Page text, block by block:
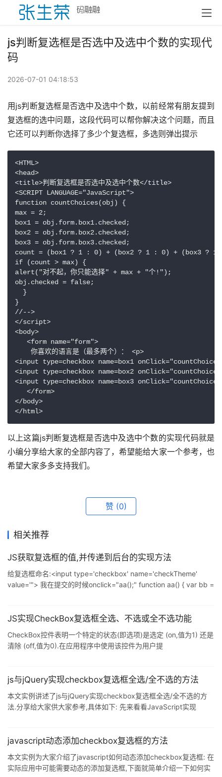
js判断复选框是否选中及选中个数的实现代
码
2026-07-01 04:18:53
用js判断复选框是否选中及选中个数，以前经常有朋友提到
复选框的选中问题，这段代码可以帮你解决这个问题，而且
它还可以判断你选择了多少个复选框，多选则弹出提示
<HTML>
<head>
<title>判断复选框是否选中及选中个数</title>
<SCRIPT LANGUAGE="JavaScript">
function countChoices(obj) {
max = 2;
box1 = obj.form.box1.checked;
box2 = obj.form.box2.checked;
box3 = obj.form.box3.checked;
count = (box1 ? 1 : 0) + (box2 ? 1 : 0) + (box3 ?
if (count > max) {
alert("对不起，你只能选择" + max + "个!");
obj.checked = false;
  }
}
//-->
</script>
<body>
   <form name="form">
    你喜欢的语言是（最多两个）： <p>
<input type=checkbox name=box1
<input type=checkbox name=box2
<input type=checkbox name=box3
   </form>
</body>
</html>
以上这篇js判断复选框是否选中及选中个数的实现代码就是
小编分享给大家的全部内容了，希望能给大家一个参考，也
希望大家多多支持我们。
赞 (0)
相关推荐
JS获取复选框的值,并传递到后台的实现方法
给复选框命名:<input type='checkbox' name='checkTheme'
value='"> 我在提交的时候onclick="aa();" function aa() { var bb =
< a.len
JS实现CheckBox复选框全选、不选或全不选功能
CheckBox控件表明一个特定的状态(即选项)是选定 (on,值为1) 还是
清除 (off,值为0).在应用程序中使用该控件为用户提
复选框JS实现全选.不选.全不选功能,很简单,具体内容如下 思路: 1.
4.把chec
js与jQuery实现checkbox复选框全选/全不选的方法
本文实例讲述了js与jQuery实现checkbox复选框全选/全不选的方
法.分享给大家供大家参考,具体如下: 先来看看JavaScript实现
框自动全部选中,比如新浪邮箱中,一些CMS系统的后台中,使用本JS
别着急,跟我一步一步实现. 我们先把那些带复选框的列表弄好,还没
加全选.全不选时候的状态,大
javascript动态添加checkbox复选框的方法
本文实例为大家介绍了javascript如何动态添加checkbox复选框: 在
实际应用中可能需要动态的添加复选框,下面就简单介绍一下如何实